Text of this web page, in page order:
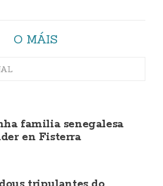
O MÁIS
familia senegalesa
en Fisterra